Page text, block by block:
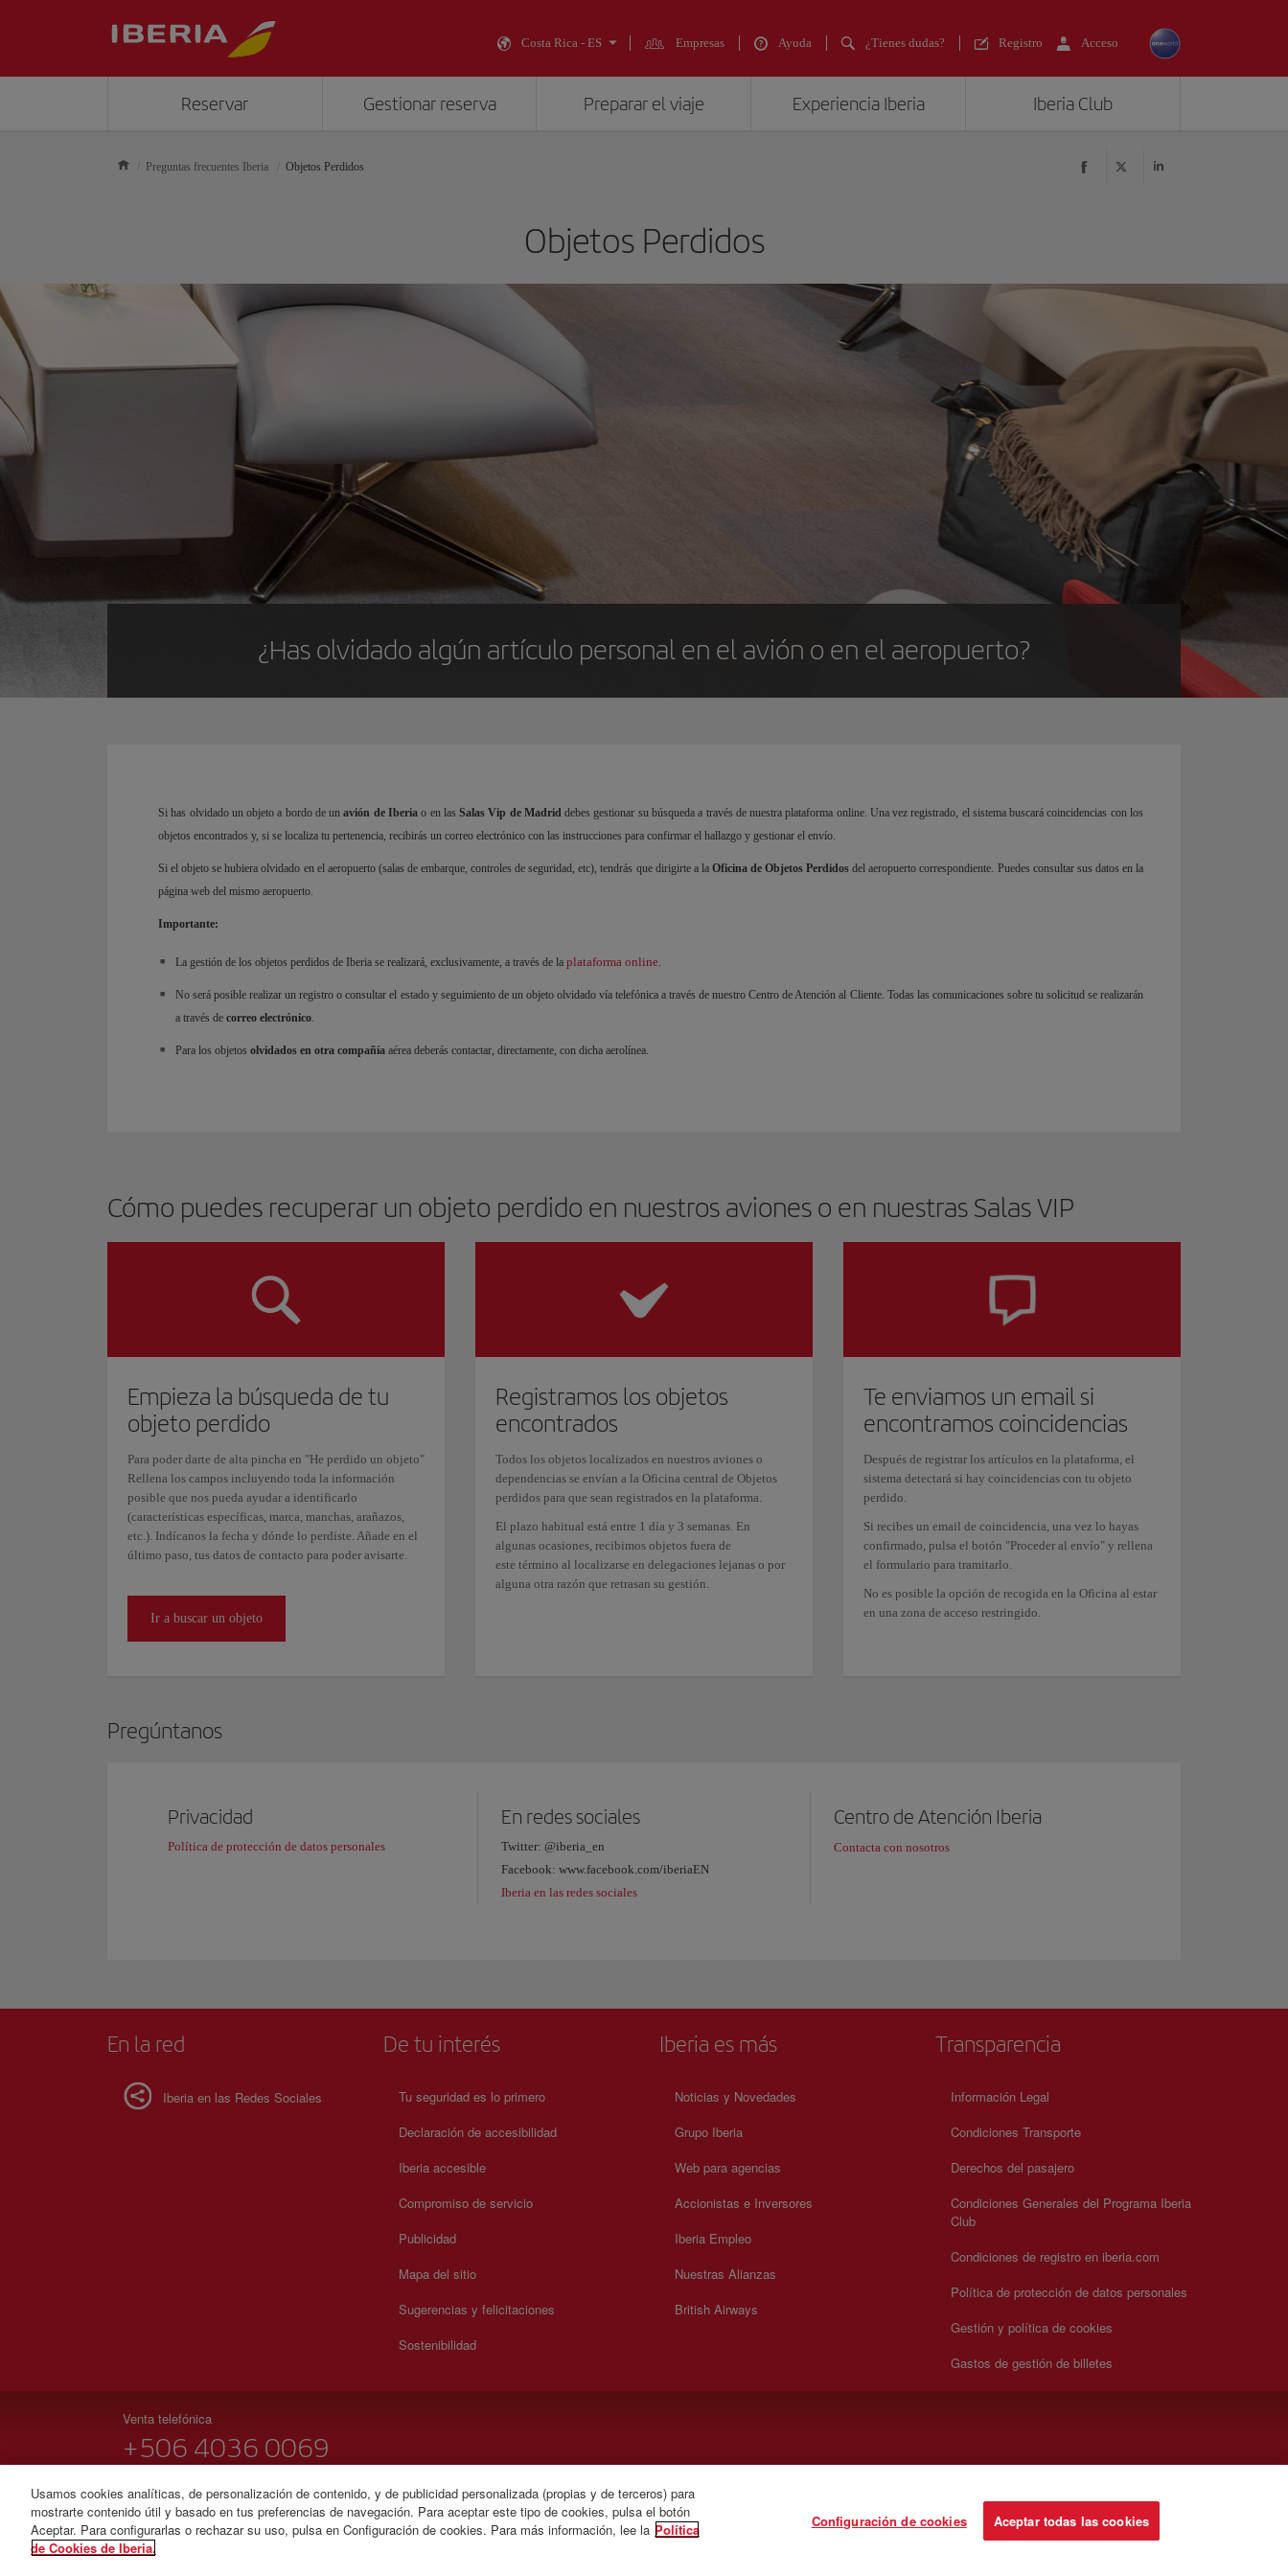
Costa Rica - ES Empresas Ayuda ¿Tienes dudas? Registro Acceso
Reservar Gestionar reserva Preparar el viaje Experiencia Iberia Iberia Club
Preguntas frecuentes Iberia Objetos Perdidos
Objetos Perdidos
¿Has olvidado algún artículo personal en el avión o en el aeropuerto?
Si has olvidado un objeto a bordo de unavión de Iberiao en lasSalas Vip de Madriddebes gestionar su búsqueda a través de nuestra plataforma online. Una vez registrado, el sistema buscará coincidencias con los
objetos encontrados y, si se localiza tu pertenencia, recibirás un correo electrónico con las instrucciones para confirmar el hallazgo y gestionar el envío.
Si el objeto se hubiera olvidado en el aeropuerto (salas de embarque, controles de seguridad, etc), tendrás que dirigirte a la Oficina de Objetos Perdidosdel aeropuerto correspondiente. Puedes consultar sus datos en la
página web del mismo aeropuerto.
Importante:
La gestión de los objetos perdidos de Iberia se realizará, exclusivamente, a través de la plataforma online.
No será posible realizar un registro o consultar el estado y seguimiento de un objeto olvidado vía telefónica a través de nuestro Centro de Atención al Cliente. Todas las comunicaciones sobre tu solicitud se realizarán
a través de correo electrónico.
Para los objetos olvidados en otra compañía aérea deberás contactar, directamente, con dicha aerolínea.
Cómo puedes recuperar un objeto perdido en nuestros aviones o en nuestras Salas VIP
Empieza la búsqueda de tu
objeto perdido
Para poder darte de alta pincha en "He perdido un objeto"
Rellena los campos incluyendo toda la información
posible que nos pueda ayudar a identificarlo
(características específicas, marca, manchas, arañazos,
etc.). Indícanos la fecha y dónde lo perdiste. Añade en el
último paso, tus datos de contacto para poder avisarte.
Ir a buscar un objeto
Registramos los objetos
encontrados
Todos los objetos localizados en nuestros aviones o
dependencias se envían a la Oficina central de Objetos
perdidos para que sean registrados en la plataforma.
El plazo habitual está entre 1 día y 3 semanas. En
algunas ocasiones, recibimos objetos fuera de
este término al localizarse en delegaciones lejanas o por
alguna otra razón que retrasan su gestión.
Te enviamos un email si
encontramos coincidencias
Después de registrar los artículos en la plataforma, el
sistema detectará si hay coincidencias con tu objeto
perdido.
Si recibes un email de coincidencia, una vez lo hayas
confirmado, pulsa el botón "Proceder al envío" y rellena
el formulario para tramitarlo.
No es posible la opción de recogida en la Oficina al estar
en una zona de acceso restringido.
Pregúntanos
Privacidad
Política de protección de datos personales
En redes sociales
Twitter: @iberia_en
Facebook: www.facebook.com/iberiaEN
Iberia en las redes sociales
Centro de Atención Iberia
Contacta con nosotros
En la red
Iberia en las Redes Sociales
De tu interés
Tu seguridad es lo primero
Declaración de accesibilidad
Iberia accesible
Compromiso de servicio
Publicidad
Mapa del sitio
Sugerencias y felicitaciones
Sostenibilidad
Iberia es más
Noticias y Novedades
Grupo Iberia
Web para agencias
Accionistas e Inversores
Iberia Empleo
Nuestras Alianzas
British Airways
Transparencia
Información Legal
Condiciones Transporte
Derechos del pasajero
Condiciones Generales del Programa Iberia
Club
Condiciones de registro en iberia.com
Política de protección de datos personales
Gestión y política de cookies
Gastos de gestión de billetes
Venta telefónica
+506 4036 0069
© Iberia 2026
Usamos cookies analíticas, de personalización de contenido, y de publicidad personalizada (propias y de terceros) para
mostrarte contenido útil y basado en tus preferencias de navegación. Para aceptar este tipo de cookies, pulsa el botón
Aceptar. Para configurarlas o rechazar su uso, pulsa en Configuración de cookies. Para más información, lee la Política
de Cookies de Iberia.
Configuración de cookies Aceptar todas las cookies